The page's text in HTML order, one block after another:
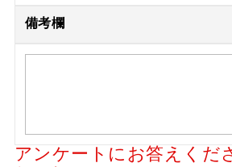
備考欄
アンケートにお答えく